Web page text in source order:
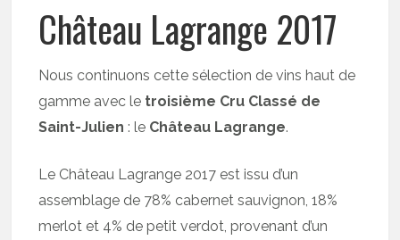
Château Lagrange 2017
Nous continuons cette sélection de vins haut de
gamme avec le troisième Cru Classé de
Saint-Julien : le Château Lagrange.
Le Château Lagrange 2017 est issu d’un
assemblage de 78% cabernet sauvignon, 18%
merlot et 4% de petit verdot, provenant d’un